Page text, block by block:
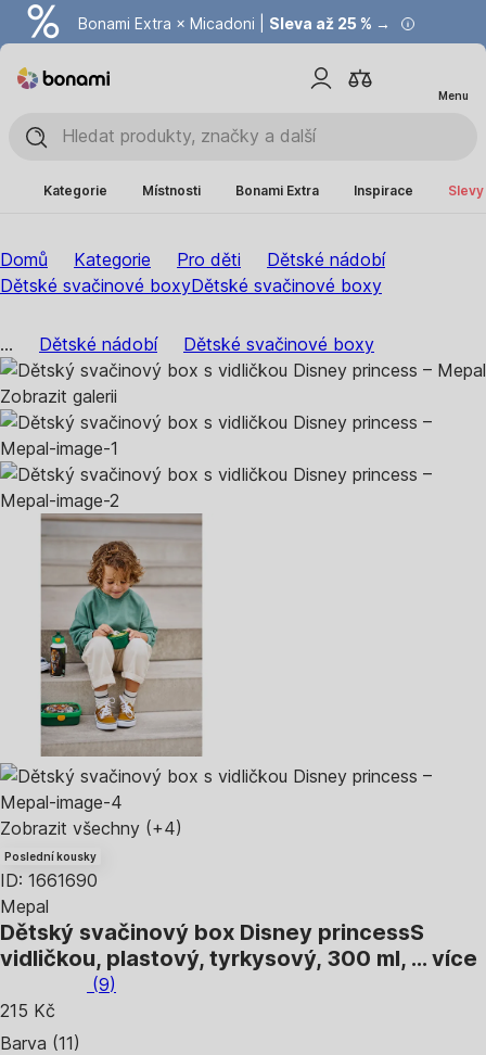
Bonami Extra × Micadoni | Sleva až 25 % →
Summer Sale | Ušetřete až 40 % →
Menu
Kategorie Místnosti Bonami Extra Inspirace
Domů Kategorie Pro děti
Dětské nádobí
Dětské svačinové boxyDětské svačinové boxy
... Dětské nádobí Dětské svačinové boxy
Zobrazit galerii
Zobrazit všechny (+4)
Poslední kousky
ID: 1661690
Mepal
Dětský svačinový box Disney princessS
vidličkou, plastový, tyrkysový, 300 ml, … více
(9)
215 Kč
Barva (11)